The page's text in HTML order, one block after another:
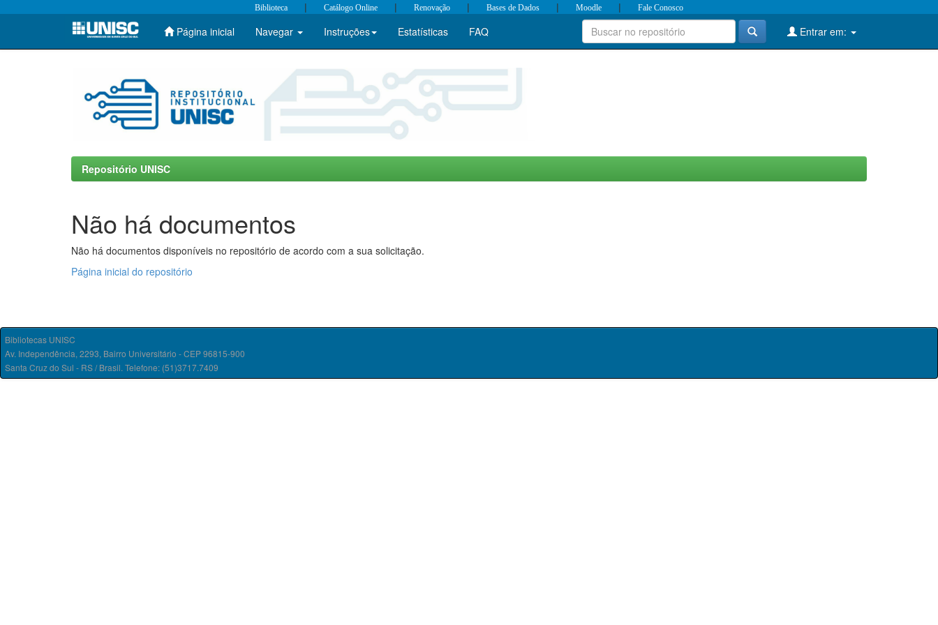
Skip
Biblioteca | Catálogo Online | Renovação | Bases de Dados | Moodle | Fale Conosco
Página inicial Navegar Instruções Estatísticas FAQ Entrar em:
Repositório UNISC
Não há documentos
Não há documentos disponíveis no repositório de acordo com a sua solicitação.
Página inicial do repositório
Bibliotecas UNISC
Av. Independência, 2293, Bairro Universitário - CEP 96815-900
Santa Cruz do Sul - RS / Brasil. Telefone: (51)3717.7409